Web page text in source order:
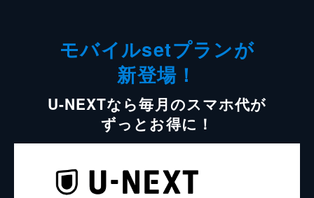
モバイルsetプランが
新登場！
U-NEXTなら毎月のスマホ代が
ずっとお得に！